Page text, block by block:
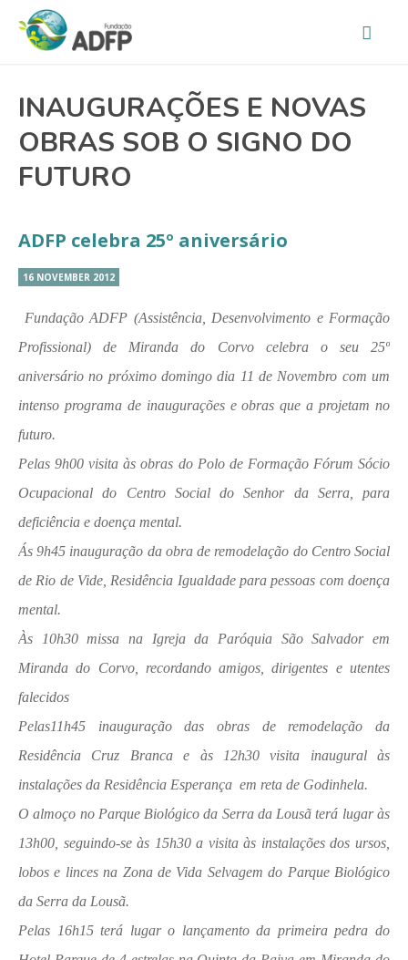
INAUGURAÇÕES E NOVAS
OBRAS SOB O SIGNO DO
FUTURO
ADFP celebra 25º aniversário
16 NOVEMBER 2012
Fundação ADFP (Assistência, Desenvolvimento e Formação
Profissional) de Miranda do Corvo celebra o seu 25º
aniversário no próximo domingo dia 11 de Novembro com um
intenso programa de inaugurações e obras que a projetam no
futuro.
Pelas 9h00 visita às obras do Polo de Formação Fórum Sócio
Ocupacional do Centro Social do Senhor da Serra, para
deficiência e doença mental.
Ás 9h45 inauguração da obra de remodelação do Centro Social
de Rio de Vide, Residência Igualdade para pessoas com doença
mental.
Às 10h30 missa na Igreja da Paróquia São Salvador em
Miranda do Corvo, recordando amigos, dirigentes e utentes
falecidos
Pelas11h45 inauguração das obras de remodelação da
Residência Cruz Branca e às 12h30 visita inaugural às
instalações da Residência Esperança em reta de Godinhela.
O almoço no Parque Biológico da Serra da Lousã terá lugar às
13h00, seguindo-se às 15h30 a visita às instalações dos ursos,
lobos e linces na Zona de Vida Selvagem do Parque Biológico
da Serra da Lousã.
Pelas 16h15 terá lugar o lançamento da primeira pedra do